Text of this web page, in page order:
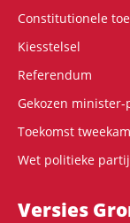
Constitutionele
Kiesstelsel
Referendum
Gekozen
Toekomst
Wet politieke
Versies